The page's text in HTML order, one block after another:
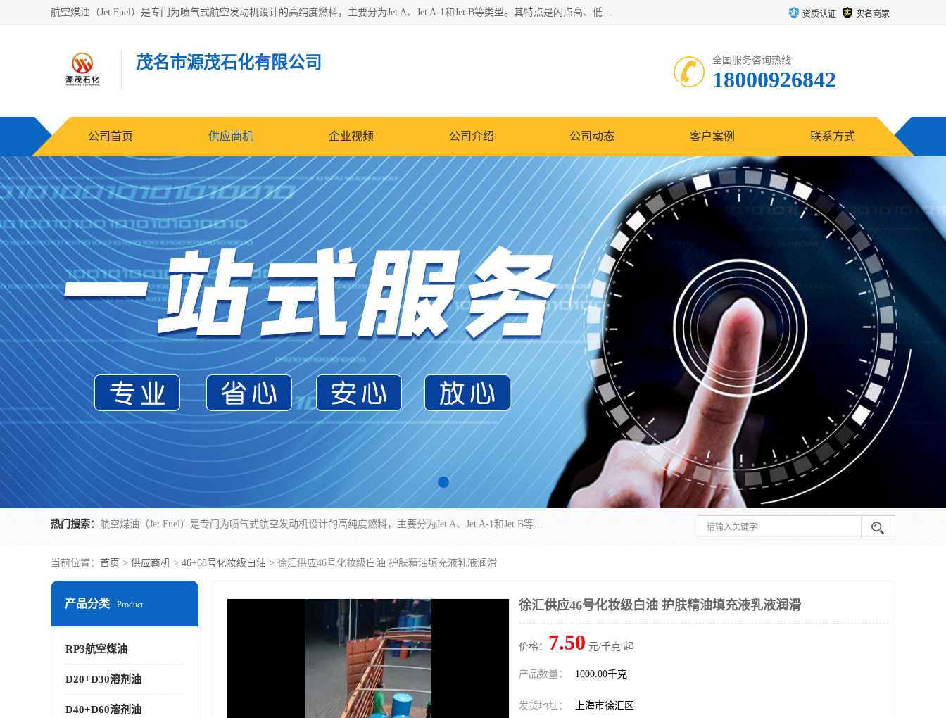
航空煤油（Jet Fuel）是专门为喷气式航空发动机设计的高纯度燃料，主要分为Jet A、Jet A-1和Jet B等类型。其特点是闪点高、低温流动性好，并添加了抗静电剂和抗氧化剂以确保飞行安全。航空煤油需 资质认证 实名商家
茂名市源茂石化有限公司 全国服务咨询热线:
18000926842
公司首页 供应商机 企业视频 公司介绍 公司动态 客户案例 联系方式
热门搜索： 航空煤油（Jet Fuel）是专门为喷气式航空发动机设计的高纯度燃料，主要分为Jet A、Jet A-1和Jet B等类型。其特点是闪点高、低温流动性好，并添加了抗静电剂和抗氧化剂以确保飞行安全。航空煤油需
当前位置： 首页 > 供应商机 > 46+68号化妆级白油 > 徐汇供应46号化妆级白油 护肤精油填充液乳液润滑
产品分类 Product
RP3航空煤油
D20+D30溶剂油
D40+D60溶剂油
徐汇供应46号化妆级白油 护肤精油填充液乳液润滑
价格： 7.50 元/千克 起
产品数量： 1000.00千克
发货地址： 上海市徐汇区